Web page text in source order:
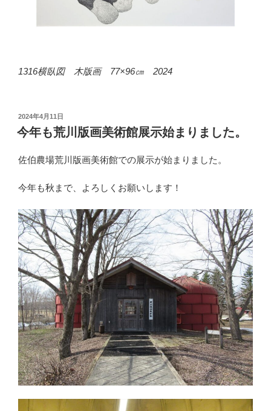
1316横臥図 木版画 77×96㎝ 2024
投
稿
日:
2024年4月11日
今年も荒川版画美術館展示始まりました。
佐伯農場荒川版画美術館での展示が始まりました。
今年も秋まで、よろしくお願いします！